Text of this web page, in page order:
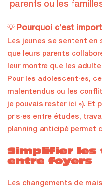
parents ou les
💡 Pourquoi c’est
Les jeunes se sentent en
que leurs parents
leur montre que les
Pour les adolescent·es,
malentendus ou les
je pouvais rester ici »). Et
pris·es entre études,
planning anticipé permet
Simplifier les
entre foyers
Les changements de